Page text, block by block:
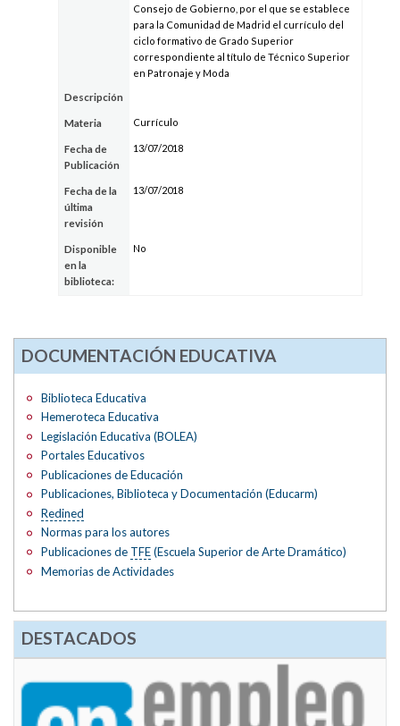
Consejo de Gobierno, por el que se establece
para la Comunidad de Madrid el currículo del
ciclo formativo de Grado Superior
correspondiente al título de Técnico Superior
en Patronaje y Moda
Descripción
Materia Currículo
Fecha de
Publicación
13/07/2018
Fecha de la
última
revisión
13/07/2018
Disponible
en la
biblioteca:
No
DOCUMENTACIÓN EDUCATIVA
Biblioteca Educativa
Hemeroteca Educativa
Legislación Educativa (BOLEA)
Portales Educativos
Publicaciones de Educación
Publicaciones, Biblioteca y Documentación (Educarm)
Redined
Normas para los autores
Publicaciones de TFE(Escuela Superior de Arte Dramático)
Memorias de Actividades
DESTACADOS